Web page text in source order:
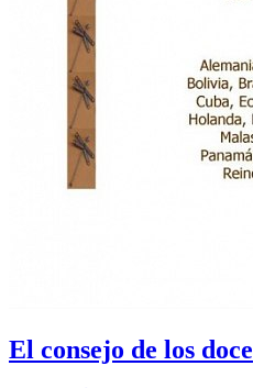
El consejo de los doce